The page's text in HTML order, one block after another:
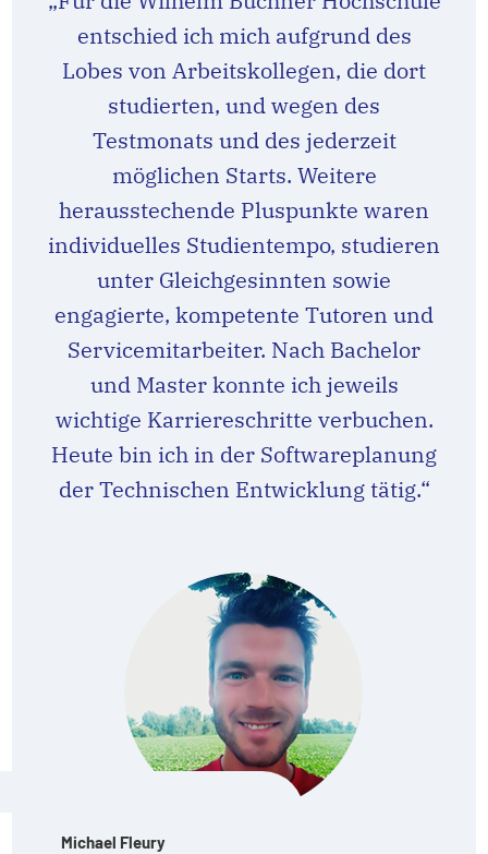
entschied ich mich aufgrund des
Lobes von Arbeitskollegen, die dort
studierten, und wegen des
Testmonats und des jederzeit
möglichen Starts. Weitere
herausstechende Pluspunkte waren
individuelles Studientempo, studieren
unter Gleichgesinnten sowie
engagierte, kompetente Tutoren und
Servicemitarbeiter. Nach Bachelor
und Master konnte ich jeweils
wichtige Karriereschritte verbuchen.
Heute bin ich in der Softwareplanung
der Technischen Entwicklung tätig.“
Michael Fleury